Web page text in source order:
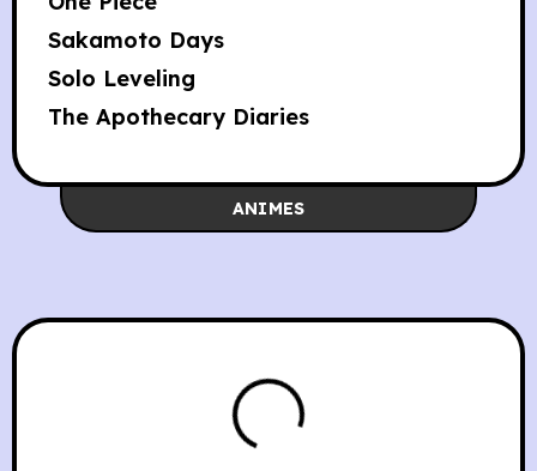
ANIMES
Sakamoto Days
Solo Leveling
The Apothecary Diaries